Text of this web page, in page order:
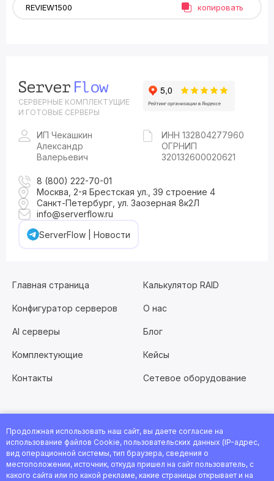
копировать
СЕРВЕРНЫЕ КОМПЛЕКТУЩИЕ
И ГОТОВЫЕ СЕРВЕРЫ
ИП Чекашкин
Александр
Валерьевич
ИНН 132804277960
ОГРНИП
320132600020621
8 (800) 222-70-01
Москва, 2-я Брестская ул., 39 строение 4
Санкт-Петербург, ул. Заозерная 8к2Л
info@serverflow.ru
ServerFlow | Новости
Главная страница Калькулятор RAID
Конфигуратор серверов О нас
AI серверы Блог
Комплектующие Кейсы
Контакты Сетевое оборудование
Хотите работать с нами? Заполните анкету
посмотрите все вакансии
© 2026 Интернет-магазин ServerFlow. Все права защищены.
Продолжная использовать наш сайт, вы даете согласие на
использование файлов Cookie, пользовательских данных (IP-адрес,
вид операционной системы, тип браузера, сведения о
местоположении, источник, откуда пришел на сайт пользователь, с
какого сайта или по какой рекламе, какие страницы открывает и на